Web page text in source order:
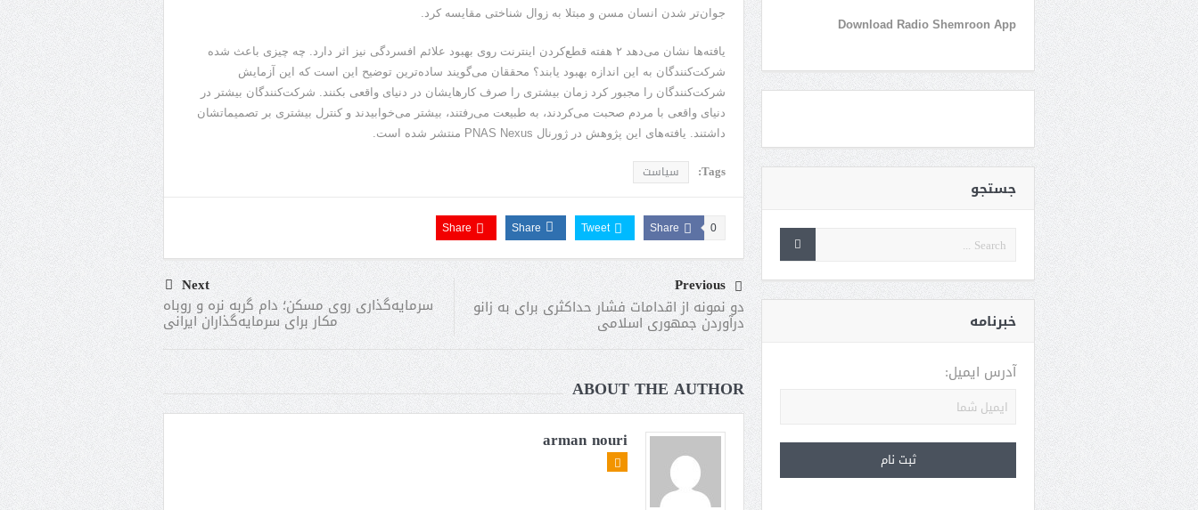
جوان‌تر شدن انسان مسن و مبتلا به زوال شناختی مقایسه کرد.
یافته‌ها نشان می‌دهد ۲ هفته قطع‌کردن اینترنت روی بهبود علائم افسردگی نیز اثر دارد. چه چیزی باعث شده
شرکت‌کنندگان به این اندازه بهبود یابند؟ محققان می‌گویند ساده‌ترین توضیح این است که این آزمایش
شرکت‌کنندگان را مجبور کرد زمان بیشتری را صرف کارهایشان در دنیای واقعی بکنند. شرکت‌کنندگان بیشتر در
دنیای واقعی با مردم صحبت می‌کردند، به طبیعت می‌رفتند، بیشتر می‌خوابیدند و کنترل بیشتری بر تصمیماتشان
داشتند. یافته‌های این پژوهش در ژورنال PNAS Nexus منتشر شده است.
Tags: سیاست
Share 0
Tweet
Share
Share
Previous
دو نمونه از اقدامات فشار حداکثری برای به زانو
درآوردن جمهوری اسلامی
Next
سرمایه‌گذاری روی مسکن؛ دام گربه نره و روباه
مکار برای سرمایه‌گذاران ایرانی
ABOUT THE AUTHOR
arman nouri
Download Radio Shemroon App
جستجو
خبرنامه
آدرس ایمیل: